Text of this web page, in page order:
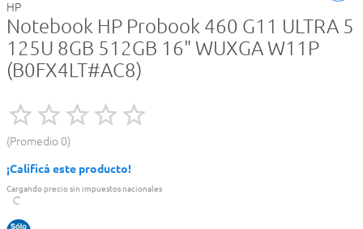
HP
Notebook HP Probook 460 G11 ULTRA 5
125U 8GB 512GB 16" WUXGA W11P
(B0FX4LT#AC8)
Promedio 0
¡Calificá este producto!
Cargando precio sin impuestos nacionales